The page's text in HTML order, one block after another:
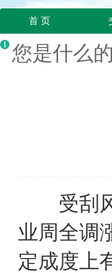
首 页
您是什么
受刮风
业周全调
定成度上